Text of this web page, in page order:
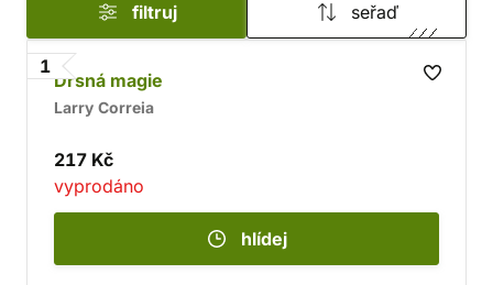
filtruj seřaď
1
Drsná magie
Larry Correia
217 Kč
vyprodáno
hlídej